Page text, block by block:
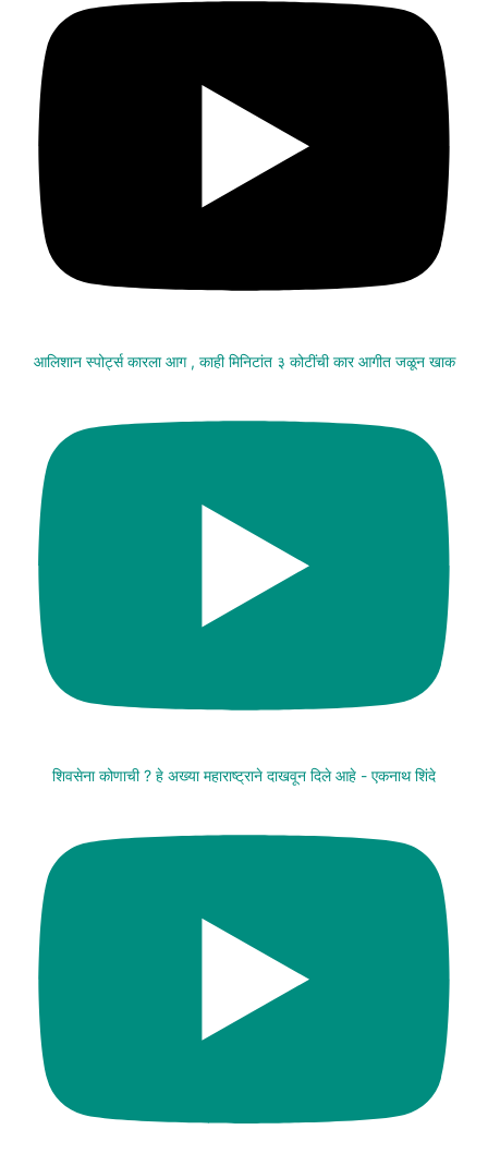
आलिशान स्पोर्ट्स कारला आग , काही मिनिटांत ३ कोटींची कार आगीत जळून खाक
शिवसेना कोणाची ? हे अख्या महाराष्ट्राने दाखवून दिले आहे - एकनाथ शिंदे